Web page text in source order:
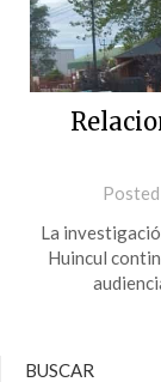
La
Huincul
BUSCAR